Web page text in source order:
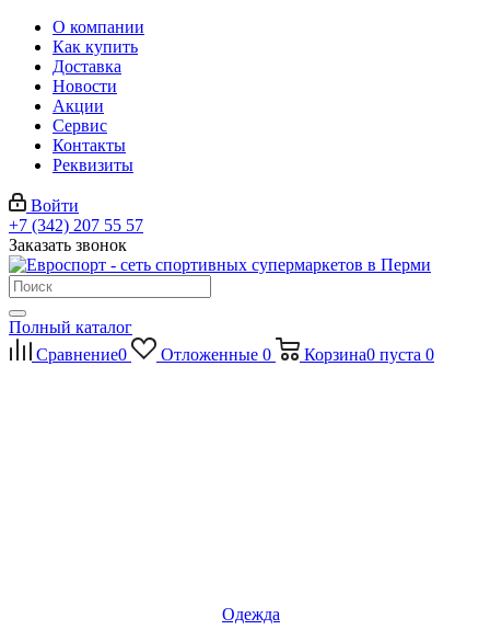
О компании
Как купить
Доставка
Новости
Акции
Сервис
Контакты
Реквизиты
Войти
+7 (342) 207 55 57
Заказать звонок
Полный каталог
Сравнение0 Отложенные 0 Корзина0 пуста 0
Одежда